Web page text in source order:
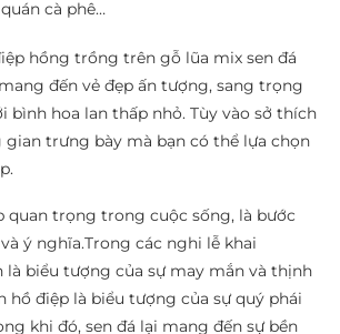
cà phê…
hồng trồng trên gỗ lũa mix sen đá
đến vẻ đẹp ấn tượng, sang trọng
bình hoa lan thấp nhỏ. Tùy vào sở thích
gian trưng bày mà bạn có thể lựa chọn
quan trọng trong cuộc sống, là bước
ý nghĩa.Trong các nghi lễ khai
là biểu tượng của sự may mắn và thịnh
hồ điệp là biểu tượng của sự quý phái
khi đó, sen đá lại mang đến sự bền